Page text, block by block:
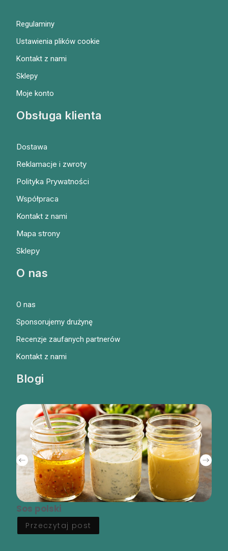
Regulaminy
Ustawienia plików cookie
Kontakt z nami
Sklepy
Moje konto
Obsługa klienta
Dostawa
Reklamacje i zwroty
Polityka Prywatności
Współpraca
Kontakt z nami
Mapa strony
Sklepy
O nas
O nas
Sponsorujemy drużynę
Recenzje zaufanych partnerów
Kontakt z nami
Blogi
Sos polski
Przeczytaj post